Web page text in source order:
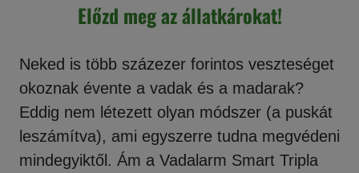
Előzd meg az állatkárokat!
Neked is több százezer forintos veszteséget
okoznak évente a vadak és a madarak?
Eddig nem létezett olyan módszer (a puskát
leszámítva), ami egyszerre tudna megvédeni
mindegyiktől. Ám a Vadalarm Smart Tripla